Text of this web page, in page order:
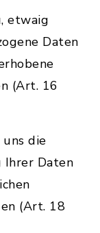
etwaig
Daten
(Art. 16
uns die
Ihrer Daten
(Art. 18